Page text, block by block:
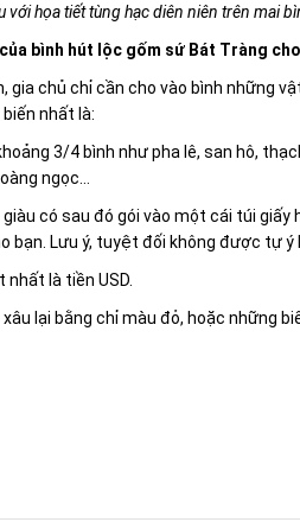
với họa tiết tùng hạc diên niên trên mai
bình hút lộc gốm sứ Bát Tràng
gia chủ chỉ cần cho vào bình những
nhất là:
3/4 bình như pha lê, san hô,
ngọc…
có sau đó gói vào một cái túi
bạn. Lưu ý, tuyệt đối không được tự
là tiền USD.
lại bằng chỉ màu đỏ, hoặc những